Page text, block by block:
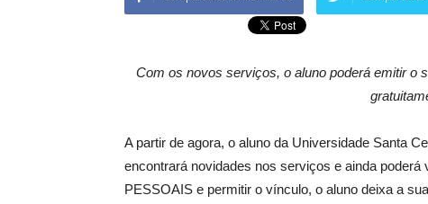
Com os novos serviços, o aluno poderá emitir o
A partir de agora, o aluno da Universidade Santa
encontrará novidades nos serviços e ainda
PESSOAIS e permitir o vínculo, o aluno deixa a